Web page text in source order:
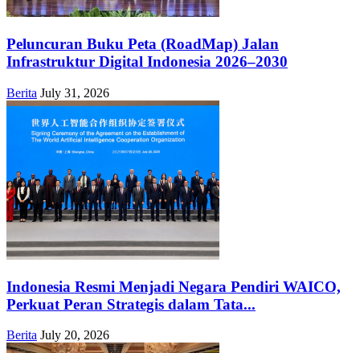
Peluncuran Buku Peta (RoadMap) Jalan
Infrastruktur Digital Indonesia 2026–2030
Berita July 31, 2026
Indonesia Resmi Menjadi Negara Pendiri WAICO,
Perkuat Peran Strategis dalam Tata...
Berita July 20, 2026